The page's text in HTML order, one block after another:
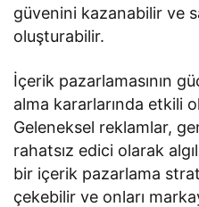
güvenini kazanabilir ve
oluşturabilir.
İçerik pazarlamasının
alma kararlarında etkili
Geleneksel reklamlar,
rahatsız edici olarak
bir içerik pazarlama
çekebilir ve onları